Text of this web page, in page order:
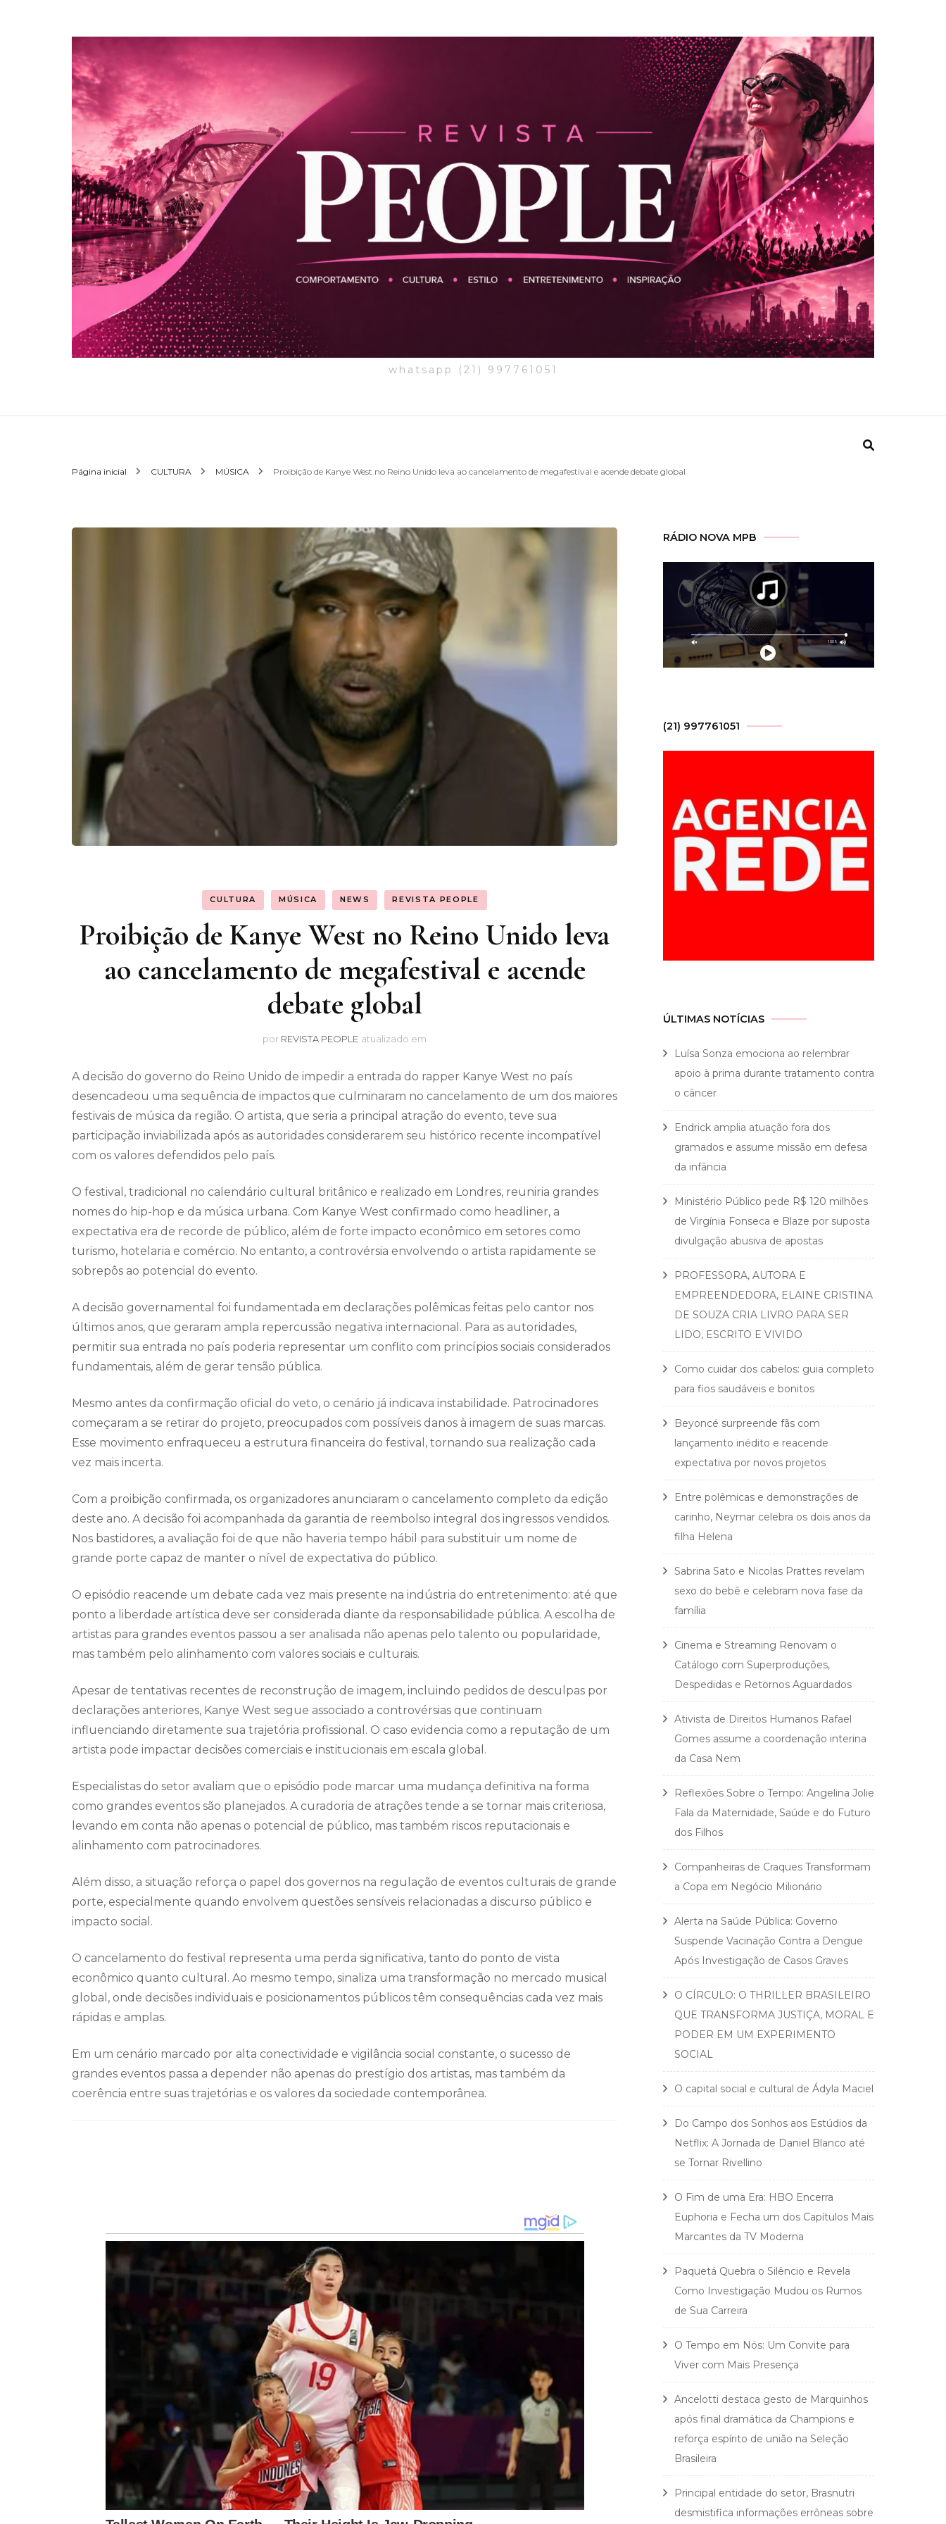
whatsapp (21) 997761051
Página inicial CULTURA MÚSICA Proibição de Kanye West no Reino Unido leva ao cancelamento de megafestival e acende debate global
CULTURA MÚSICA NEWS REVISTA PEOPLE
Proibição de Kanye West no Reino Unido leva
ao cancelamento de megafestival e acende
debate global
por REVISTA PEOPLE atualizado em
A decisão do governo do Reino Unido de impedir a entrada do rapper Kanye West no país
desencadeou uma sequência de impactos que culminaram no cancelamento de um dos maiores
festivais de música da região. O artista, que seria a principal atração do evento, teve sua
participação inviabilizada após as autoridades considerarem seu histórico recente incompatível
com os valores defendidos pelo país.
O festival, tradicional no calendário cultural britânico e realizado em Londres, reuniria grandes
nomes do hip-hop e da música urbana. Com Kanye West confirmado como headliner, a
expectativa era de recorde de público, além de forte impacto econômico em setores como
turismo, hotelaria e comércio. No entanto, a controvérsia envolvendo o artista rapidamente se
sobrepôs ao potencial do evento.
A decisão governamental foi fundamentada em declarações polêmicas feitas pelo cantor nos
últimos anos, que geraram ampla repercussão negativa internacional. Para as autoridades,
permitir sua entrada no país poderia representar um conflito com princípios sociais considerados
fundamentais, além de gerar tensão pública.
Mesmo antes da confirmação oficial do veto, o cenário já indicava instabilidade. Patrocinadores
começaram a se retirar do projeto, preocupados com possíveis danos à imagem de suas marcas.
Esse movimento enfraqueceu a estrutura financeira do festival, tornando sua realização cada
vez mais incerta.
Com a proibição confirmada, os organizadores anunciaram o cancelamento completo da edição
deste ano. A decisão foi acompanhada da garantia de reembolso integral dos ingressos vendidos.
Nos bastidores, a avaliação foi de que não haveria tempo hábil para substituir um nome de
grande porte capaz de manter o nível de expectativa do público.
O episódio reacende um debate cada vez mais presente na indústria do entretenimento: até que
ponto a liberdade artística deve ser considerada diante da responsabilidade pública. A escolha de
artistas para grandes eventos passou a ser analisada não apenas pelo talento ou popularidade,
mas também pelo alinhamento com valores sociais e culturais.
Apesar de tentativas recentes de reconstrução de imagem, incluindo pedidos de desculpas por
declarações anteriores, Kanye West segue associado a controvérsias que continuam
influenciando diretamente sua trajetória profissional. O caso evidencia como a reputação de um
artista pode impactar decisões comerciais e institucionais em escala global.
Especialistas do setor avaliam que o episódio pode marcar uma mudança definitiva na forma
como grandes eventos são planejados. A curadoria de atrações tende a se tornar mais criteriosa,
levando em conta não apenas o potencial de público, mas também riscos reputacionais e
alinhamento com patrocinadores.
Além disso, a situação reforça o papel dos governos na regulação de eventos culturais de grande
porte, especialmente quando envolvem questões sensíveis relacionadas a discurso público e
impacto social.
O cancelamento do festival representa uma perda significativa, tanto do ponto de vista
econômico quanto cultural. Ao mesmo tempo, sinaliza uma transformação no mercado musical
global, onde decisões individuais e posicionamentos públicos têm consequências cada vez mais
rápidas e amplas.
Em um cenário marcado por alta conectividade e vigilância social constante, o sucesso de
grandes eventos passa a depender não apenas do prestígio dos artistas, mas também da
coerência entre suas trajetórias e os valores da sociedade contemporânea.
RÁDIO NOVA MPB
(21) 997761051
ÚLTIMAS NOTÍCIAS
Luísa Sonza emociona ao relembrar
apoio à prima durante tratamento contra
o câncer
Endrick amplia atuação fora dos
gramados e assume missão em defesa
da infância
Ministério Público pede R$ 120 milhões
de Virgínia Fonseca e Blaze por suposta
divulgação abusiva de apostas
PROFESSORA, AUTORA E
EMPREENDEDORA, ELAINE CRISTINA
DE SOUZA CRIA LIVRO PARA SER
LIDO, ESCRITO E VIVIDO
Como cuidar dos cabelos: guia completo
para fios saudáveis e bonitos
Beyoncé surpreende fãs com
lançamento inédito e reacende
expectativa por novos projetos
Entre polêmicas e demonstrações de
carinho, Neymar celebra os dois anos da
filha Helena
Sabrina Sato e Nicolas Prattes revelam
sexo do bebê e celebram nova fase da
família
Cinema e Streaming Renovam o
Catálogo com Superproduções,
Despedidas e Retornos Aguardados
Ativista de Direitos Humanos Rafael
Gomes assume a coordenação interina
da Casa Nem
Reflexões Sobre o Tempo: Angelina Jolie
Fala da Maternidade, Saúde e do Futuro
dos Filhos
Companheiras de Craques Transformam
a Copa em Negócio Milionário
Alerta na Saúde Pública: Governo
Suspende Vacinação Contra a Dengue
Após Investigação de Casos Graves
O CÍRCULO: O THRILLER BRASILEIRO
QUE TRANSFORMA JUSTIÇA, MORAL E
PODER EM UM EXPERIMENTO
SOCIAL
O capital social e cultural de Ádyla Maciel
Do Campo dos Sonhos aos Estúdios da
Netflix: A Jornada de Daniel Blanco até
se Tornar Rivellino
O Fim de uma Era: HBO Encerra
Euphoria e Fecha um dos Capítulos Mais
Marcantes da TV Moderna
Paquetá Quebra o Silêncio e Revela
Como Investigação Mudou os Rumos
de Sua Carreira
O Tempo em Nós: Um Convite para
Viver com Mais Presença
Ancelotti destaca gesto de Marquinhos
após final dramática da Champions e
reforça espírito de união na Seleção
Brasileira
Principal entidade do setor, Brasnutri
desmistifica informações errôneas sobre